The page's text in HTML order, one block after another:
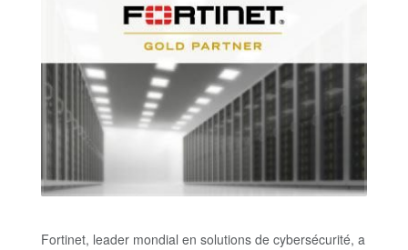
Fortinet, leader mondial en solutions de cybersécurité, a